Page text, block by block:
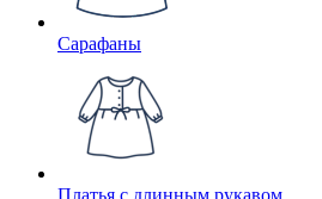
Сарафаны
Платья с длинным рукавом